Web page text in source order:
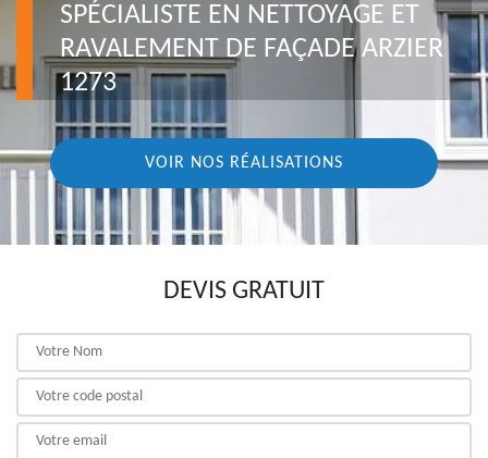
SPÉCIALISTE EN NETTOYAGE ET
RAVALEMENT DE FAÇADE ARZIER
1273
VOIR NOS RÉALISATIONS
DEVIS GRATUIT